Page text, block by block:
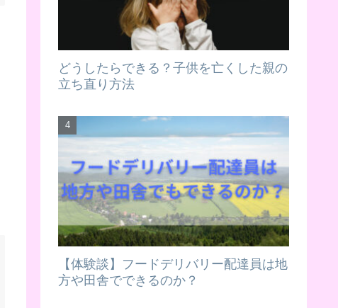
どうしたらできる？子供を亡くした親の
立ち直り方法
【体験談】フードデリバリー配達員は地
方や田舎でできるのか？